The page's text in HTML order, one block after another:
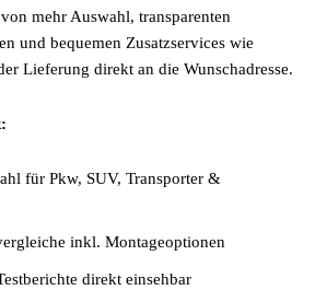
mehr Auswahl, transparenten
und bequemen Zusatzservices wie
Lieferung direkt an die Wunschadresse.
für Pkw, SUV, Transporter &
inkl. Montageoptionen
direkt einsehbar